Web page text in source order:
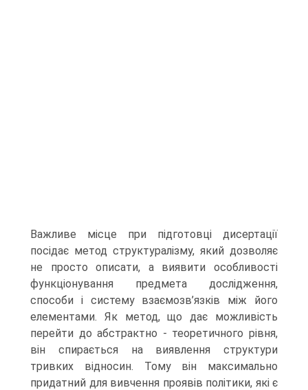
Важливе місце при підготовці дисертації
посідає метод структуралізму, який дозволяє
не просто описати, а виявити особливості
функціонування предмета дослідження,
способи і систему взаємозв’язків між його
елементами. Як метод, що дає можливість
перейти до абстрактно - теоретичного рівня,
він спирається на виявлення структури
тривких відносин. Тому він максимально
придатний для вивчення проявів політики, які є